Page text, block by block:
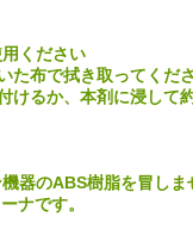
ください
た布で拭き取ってくだ
るか、本剤に浸して
器のABS樹脂を冒しま
ナです。